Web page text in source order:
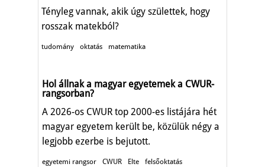
Tényleg vannak, akik úgy születtek, hogy
rosszak matekból?
tudomány oktatás matematika
Hol állnak a magyar egyetemek a CWUR-
rangsorban?
A 2026-os CWUR top 2000-es listájára hét
magyar egyetem került be, közülük négy a
legjobb ezerbe is bejutott.
egyetemi rangsor CWUR Elte felsőoktatás